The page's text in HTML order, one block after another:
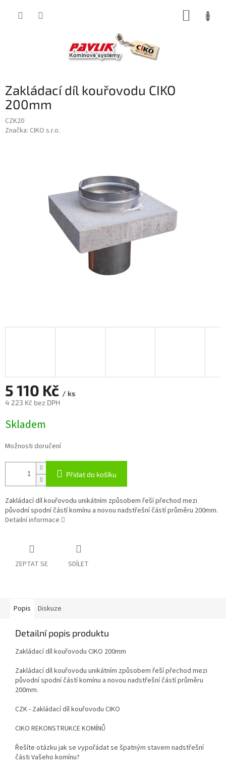
Zakládací díl kouřovodu CIKO
200mm
CZK20
Značka: CIKO s.r.o.
5 110 Kč / ks
4 223 Kč bez DPH
cena:
Skladem
Možnosti doručení
Přidat do košíku
Zakládací díl kouřovodu unikátním způsobem řeší přechod mezi
původní spodní částí komínu a novou nadstřešní částí průměru 200mm.
Detailní informace
ZEPTAT SE SDÍLET
Popis Diskuze
Detailní popis produktu
Zakládací díl kouřovodu CIKO 200mm
Zakládací díl kouřovodu unikátním způsobem řeší přechod mezi
původní spodní částí komínu a novou nadstřešní částí průměru
200mm.
CZK - Zakládací díl kouřovodu CIKO
CIKO REKONSTRUKCE KOMÍNŮ
Řešíte otázku jak se vypořádat se špatným stavem nadstřešní
části Vašeho komínu?